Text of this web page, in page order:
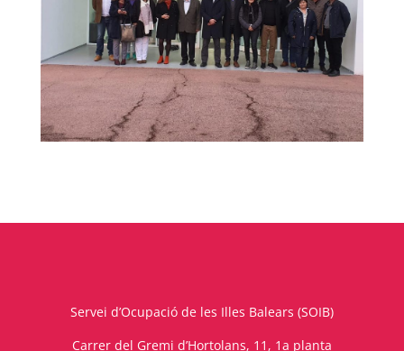
Servei d’Ocupació de les Illes Balears (SOIB)
Carrer del Gremi d’Hortolans, 11, 1a planta